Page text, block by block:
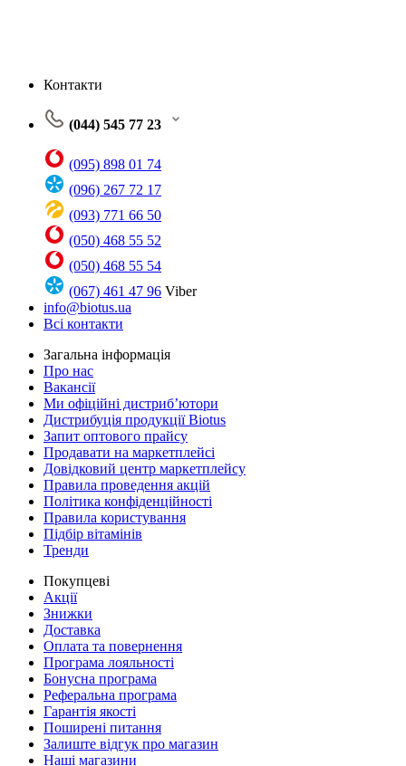
Контакти
(044) 545 77 23
(095) 898 01 74
(096) 267 72 17
(093) 771 66 50
(050) 468 55 52
(050) 468 55 54
(067) 461 47 96 Viber
info@biotus.ua
Всі контакти
Загальна інформація
Про нас
Вакансії
Ми офіційні дистриб’ютори
Дистрибуція продукції Biotus
Запит оптового прайсу
Продавати на маркетплейсі
Довідковий центр маркетплейсу
Правила проведення акцій
Політика конфіденційності
Правила користування
Підбір вітамінів
Тренди
Покупцеві
Акції
Знижки
Доставка
Оплата та повернення
Програма лояльності
Бонусна програма
Реферальна програма
Гарантія якості
Поширені питання
Залиште відгук про магазин
Наші магазини